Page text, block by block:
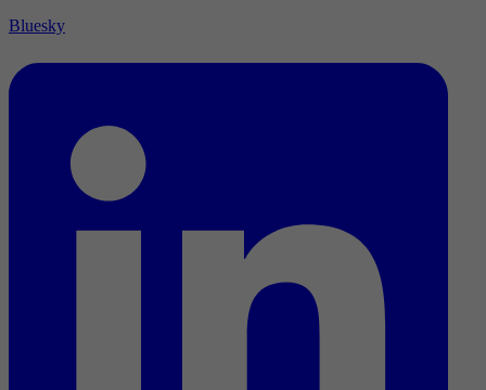
Bluesky